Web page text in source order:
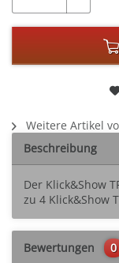
Weitere Artikel
Beschreibung
Der Klick&Show
zu 4 Klick&Show
Bewertungen 0